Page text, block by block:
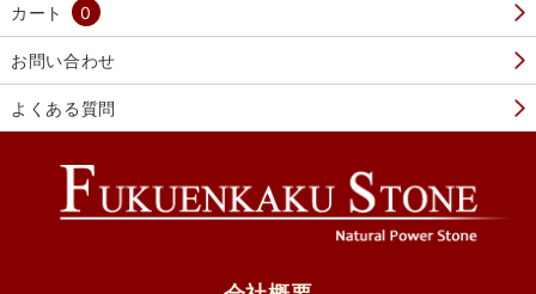
カート 0
お問い合わせ
よくある質問